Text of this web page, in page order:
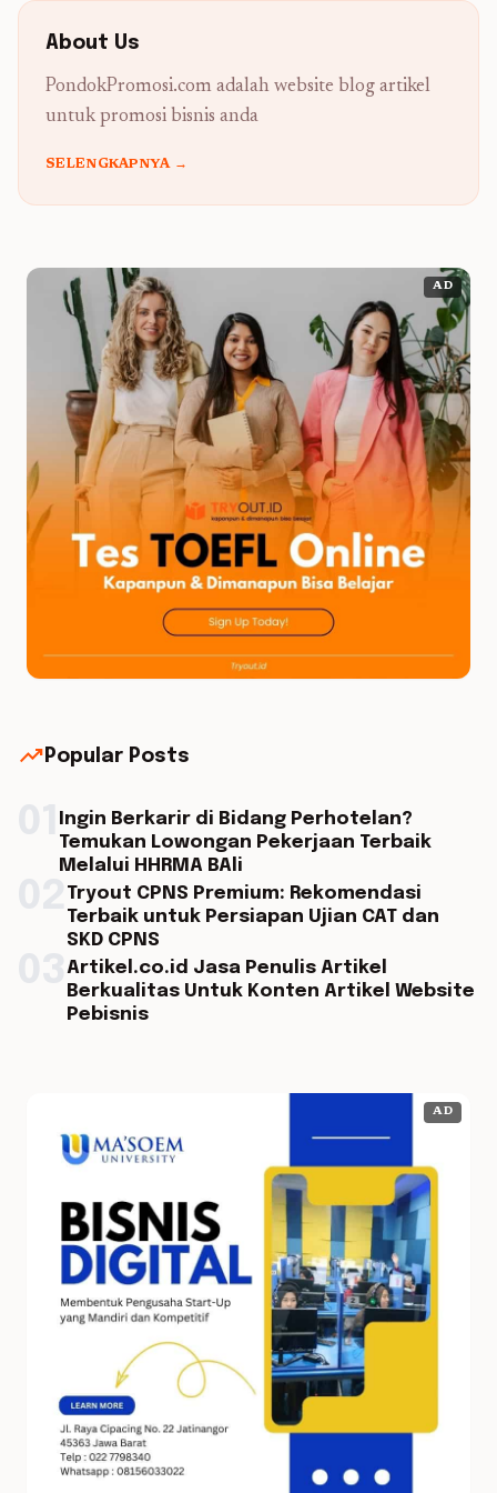
About Us
PondokPromosi.com adalah website blog artikel
untuk promosi bisnis anda
SELENGKAPNYA →
AD
trending_up Popular Posts
Ingin Berkarir di Bidang Perhotelan?
Temukan Lowongan Pekerjaan Terbaik
Melalui HHRMA BAli
Tryout CPNS Premium: Rekomendasi
Terbaik untuk Persiapan Ujian CAT dan
SKD CPNS
Artikel.co.id Jasa Penulis Artikel
Berkualitas Untuk Konten Artikel Website
Pebisnis
AD